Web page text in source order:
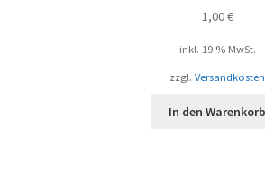
1,00€
inkl. 19 % MwSt.
zzgl.Versandkosten
In den Warenkorb